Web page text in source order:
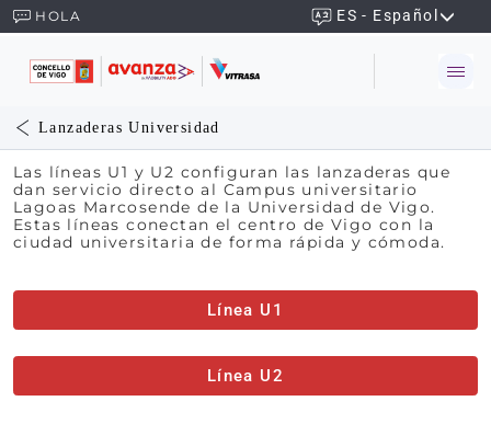
HOLA ES - Español
Lanzaderas Universidad
Las líneas U1 y U2 configuran las lanzaderas que
dan servicio directo al Campus universitario
Lagoas Marcosende de la Universidad de Vigo.
Estas líneas conectan el centro de Vigo con la
ciudad universitaria de forma rápida y cómoda.
Línea U1
Línea U2